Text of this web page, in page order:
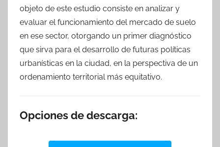
objeto de este estudio consiste en analizar y
evaluar el funcionamiento del mercado de suelo
en ese sector, otorgando un primer diagnóstico
que sirva para el desarrollo de futuras políticas
urbanísticas en la ciudad, en la perspectiva de un
ordenamiento territorial más equitativo.
Opciones de descarga: